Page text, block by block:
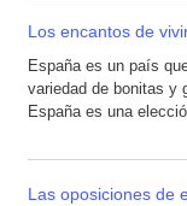
Los encantos de
España es un país
variedad de bonitas y
España es una
Las oposiciones de